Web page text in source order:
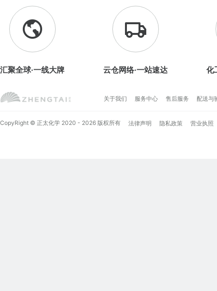
汇聚全球·一线大牌 云仓网络·一站速达 化
关于我们 服务中心 售后服务 配送与
CopyRight © 正太化学 2020 - 2026 版权所有 法律声明 隐私政策 营业执照